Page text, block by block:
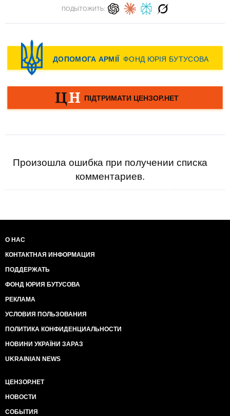
ПОДЫТОЖИТЬ:
Произошла ошибка при получении списка
комментариев.
О НАС
КОНТАКТНАЯ ИНФОРМАЦИЯ
ПОДДЕРЖАТЬ
ФОНД ЮРИЯ БУТУСОВА
РЕКЛАМА
УСЛОВИЯ ПОЛЬЗОВАНИЯ
ПОЛИТИКА КОНФИДЕНЦИАЛЬНОСТИ
НОВИНИ УКРАЇНИ ЗАРАЗ
UKRAINIAN NEWS
ЦЕНЗОР.НЕТ
НОВОСТИ
СОБЫТИЯ